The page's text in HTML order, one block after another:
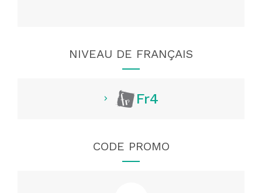
NIVEAU DE FRANÇAIS
Fr4
CODE PROMO